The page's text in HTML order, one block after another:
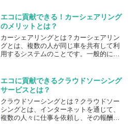
エコに貢献できる！カーシェアリング
のメリットとは？
カーシェアリングとは？カーシェアリン
グとは、複数の人が同じ車を共有して利
用するシステムのことです。一般的に
する形式が一般的です。利用者は必要な
時に車を借りることができ、返却後は次
の利用者が利用できるようになります。
カーシェアリングのメリットは、まず環
境に優しいことです。車を所有すること
で発生する二酸化炭素の排出量を減らす
エコに貢献できるクラウドソーシング
サービスとは？
クラウドソーシングとは？クラウドソー
シングとは、インターネットを通じて、
複数の人々に仕事を依頼し、その報酬を